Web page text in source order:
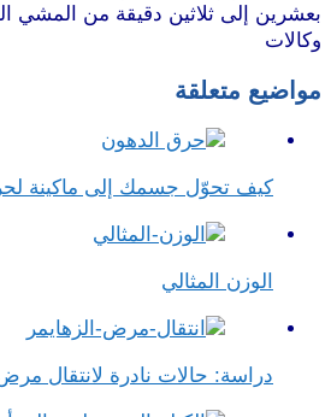
بعشرين إلى ثلاثين دقيقة من المشي
وكالات
مواضيع متعلقة
كيف تحوّل جسمك إلى ماكينة
الوزن المثالي
دراسة: حالات نادرة لانتقال مرض